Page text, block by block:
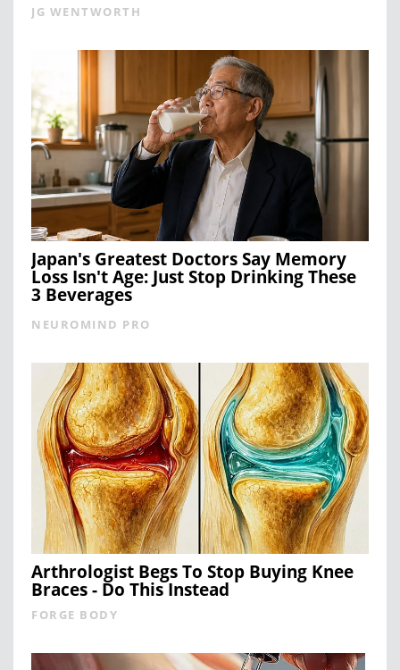
JG WENTWORTH
Japan's Greatest Doctors Say Memory
Loss Isn't Age: Just Stop Drinking These
3 Beverages
NEUROMIND PRO
Arthrologist Begs To Stop Buying Knee
Braces - Do This Instead
FORGE BODY